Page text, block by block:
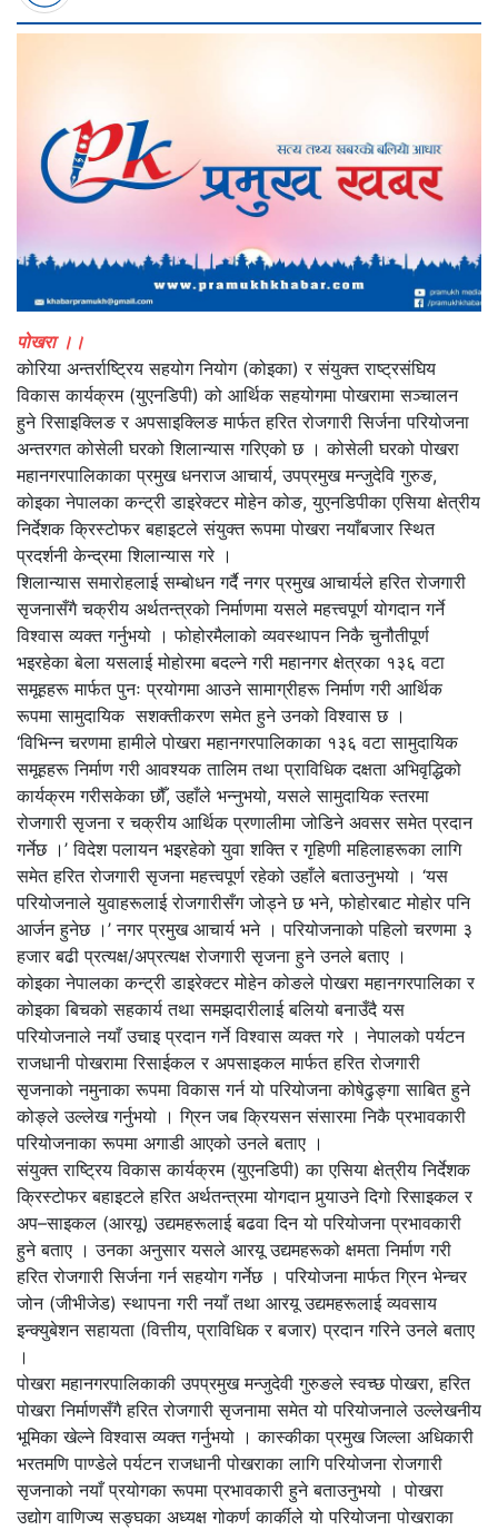
पोखरा ।।
कोरिया अन्तर्राष्ट्रिय सहयोग नियोग (कोइका) र संयुक्त राष्ट्रसंघिय
विकास कार्यक्रम (युएनडिपी) को आर्थिक सहयोगमा पोखरामा सञ्चालन
हुने रिसाइक्लिङ र अपसाइक्लिङ मार्फत हरित रोजगारी सिर्जना परियोजना
अन्तरगत कोसेली घरको शिलान्यास गरिएको छ । कोसेली घरको पोखरा
महानगरपालिकाका प्रमुख धनराज आचार्य, उपप्रमुख मन्जुदेवि गुरुङ,
कोइका नेपालका कन्ट्री डाइरेक्टर मोहेन कोङ, युएनडिपीका एसिया क्षेत्रीय
निर्देशक क्रिस्टोफर बहाइटले संयुक्त रूपमा पोखरा नयाँबजार स्थित
प्रदर्शनी केन्द्रमा शिलान्यास गरे ।
शिलान्यास समारोहलाई सम्बोधन गर्दै नगर प्रमुख आचार्यले हरित रोजगारी
सृजनासँगै चक्रीय अर्थतन्त्रको निर्माणमा यसले महत्त्वपूर्ण योगदान गर्ने
विश्वास व्यक्त गर्नुभयो । फोहोरमैलाको व्यवस्थापन निकै चुनौतीपूर्ण
भइरहेका बेला यसलाई मोहोरमा बदल्ने गरी महानगर क्षेत्रका १३६ वटा
समूहहरू मार्फत पुनः प्रयोगमा आउने सामाग्रीहरू निर्माण गरी आर्थिक
रूपमा सामुदायिक सशक्तीकरण समेत हुने उनको विश्वास छ ।
‘विभिन्न चरणमा हामीले पोखरा महानगरपालिकाका १३६ वटा सामुदायिक
समूहहरू निर्माण गरी आवश्यक तालिम तथा प्राविधिक दक्षता अभिवृद्धिको
कार्यक्रम गरीसकेका छौँ, उहाँले भन्नुभयो, यसले सामुदायिक स्तरमा
रोजगारी सृजना र चक्रीय आर्थिक प्रणालीमा जोडिने अवसर समेत प्रदान
गर्नेछ ।’ विदेश पलायन भइरहेको युवा शक्ति र गृहिणी महिलाहरूका लागि
समेत हरित रोजगारी सृजना महत्त्वपूर्ण रहेको उहाँले बताउनुभयो । ‘यस
परियोजनाले युवाहरूलाई रोजगारीसँग जोड्ने छ भने, फोहोरबाट मोहोर पनि
आर्जन हुनेछ ।’ नगर प्रमुख आचार्य भने । परियोजनाको पहिलो चरणमा ३
हजार बढी प्रत्यक्ष/अप्रत्यक्ष रोजगारी सृजना हुने उनले बताए ।
कोइका नेपालका कन्ट्री डाइरेक्टर मोहेन कोङले पोखरा महानगरपालिका र
कोइका बिचको सहकार्य तथा समझदारीलाई बलियो बनाउँदै यस
परियोजनाले नयाँ उचाइ प्रदान गर्ने विश्वास व्यक्त गरे । नेपालको पर्यटन
राजधानी पोखरामा रिसाईकल र अपसाइकल मार्फत हरित रोजगारी
सृजनाको नमुनाका रूपमा विकास गर्न यो परियोजना कोषेढुङ्गा साबित हुने
कोङ्ले उल्लेख गर्नुभयो । ग्रिन जब क्रियसन संसारमा निकै प्रभावकारी
परियोजनाका रूपमा अगाडी आएको उनले बताए ।
संयुक्त राष्ट्रिय विकास कार्यक्रम (युएनडिपी) का एसिया क्षेत्रीय निर्देशक
क्रिस्टोफर बहाइटले हरित अर्थतन्त्रमा योगदान पुर्‍याउने दिगो रिसाइकल र
अप–साइकल (आरयू) उद्यमहरूलाई बढवा दिन यो परियोजना प्रभावकारी
हुने बताए । उनका अनुसार यसले आरयू उद्यमहरूको क्षमता निर्माण गरी
हरित रोजगारी सिर्जना गर्न सहयोग गर्नेछ । परियोजना मार्फत ग्रिन भेन्चर
जोन (जीभीजेड) स्थापना गरी नयाँ तथा आरयू उद्यमहरूलाई व्यवसाय
इन्क्युबेशन सहायता (वित्तीय, प्राविधिक र बजार) प्रदान गरिने उनले बताए
।
पोखरा महानगरपालिकाकी उपप्रमुख मन्जुदेवी गुरुङले स्वच्छ पोखरा, हरित
पोखरा निर्माणसँगै हरित रोजगारी सृजनामा समेत यो परियोजनाले उल्लेखनीय
भूमिका खेल्ने विश्वास व्यक्त गर्नुभयो । कास्कीका प्रमुख जिल्ला अधिकारी
भरतमणि पाण्डेले पर्यटन राजधानी पोखराका लागि परियोजना रोजगारी
सृजनाको नयाँ प्रयोगका रूपमा प्रभावकारी हुने बताउनुभयो । पोखरा
उद्योग वाणिज्य सङ्घका अध्यक्ष गोकर्ण कार्कीले यो परियोजना पोखराका